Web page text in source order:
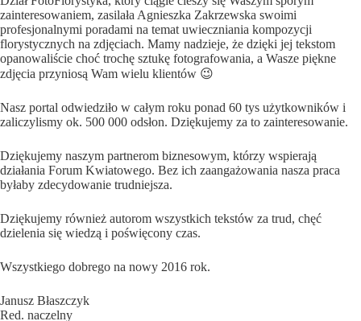
zainteresowaniem, zasilała Agnieszka Zakrzewska swoimi
profesjonalnymi poradami na temat uwieczniania kompozycji
florystycznych na zdjęciach. Mamy nadzieje, że dzięki jej tekstom
opanowaliście choć trochę sztukę fotografowania, a Wasze piękne
zdjęcia przyniosą Wam wielu klientów 😉
Nasz portal odwiedziło w całym roku ponad 60 tys użytkowników i
zaliczylismy ok. 500 000 odsłon. Dziękujemy za to zainteresowanie.
Dziękujemy naszym partnerom biznesowym, którzy wspierają
działania Forum Kwiatowego. Bez ich zaangażowania nasza praca
byłaby zdecydowanie trudniejsza.
Dziękujemy również autorom wszystkich tekstów za trud, chęć
dzielenia się wiedzą i poświęcony czas.
Wszystkiego dobrego na nowy 2016 rok.
Janusz Błaszczyk
Red. naczelny